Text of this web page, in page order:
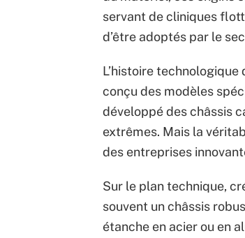
servant de cliniques
d’être adoptés par le
L’histoire technologique
conçu des modèles
développé des châssis
extrêmes. Mais la
des entreprises
Sur le plan technique,
souvent un châssis
étanche en acier ou en